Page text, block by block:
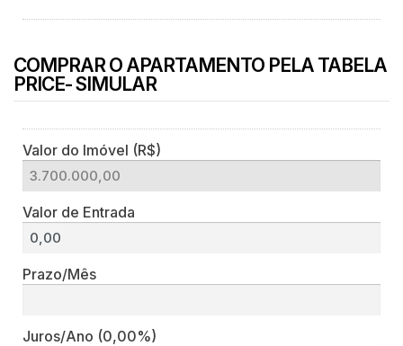
COMPRAR O APARTAMENTO PELA TABELA
PRICE- SIMULAR
Valor do Imóvel (R$)
Valor de Entrada
Prazo/Mês
Juros/Ano (0,00%)